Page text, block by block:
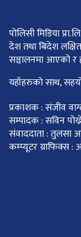
पोलिसी मिडिया
देश तथा बिदेश
सञ्चालनमा आएको र
यहाँहरुको साथ,
प्रकाशक : संजीव
सम्पादक : सविन
संवाददाता : तुलसा
कम्प्यूटर ग्राफिक्स